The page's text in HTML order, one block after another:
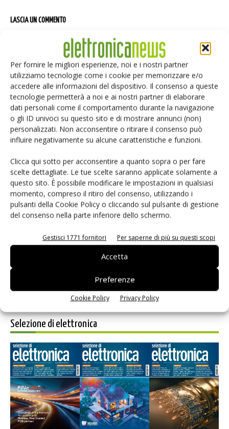
Per fornire le migliori esperienze, noi e i nostri partner
utilizziamo tecnologie come i cookie per memorizzare e/o
accedere alle informazioni del dispositivo. Il consenso a queste
tecnologie permetterà a noi e ai nostri partner di elaborare
dati personali come il comportamento durante la navigazione
o gli ID univoci su questo sito e di mostrare annunci (non)
personalizzati. Non acconsentire o ritirare il consenso può
influire negativamente su alcune caratteristiche e funzioni.
Clicca qui sotto per acconsentire a quanto sopra o per fare
scelte dettagliate. Le tue scelte saranno applicate solamente a
questo sito. È possibile modificare le impostazioni in qualsiasi
momento, compreso il ritiro del consenso, utilizzando i
pulsanti della Cookie Policy o cliccando sul pulsante di gestione
del consenso nella parte inferiore dello schermo.
Gestisci 1771 fornitori Per saperne di più su questi scopi
Accetta
Preferenze
Cookie Policy Privacy Policy
LASCIA UN COMMENTO
Salva il mio nome, email e sito web in questo browser per i
Selezione di elettronica